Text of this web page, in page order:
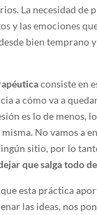
La necesidad de
y las emociones
bien temprano
consiste en
a cómo va a
es lo de menos,
No vamos a
sitio, por lo
que salga todo
esta práctica
las ideas, nos